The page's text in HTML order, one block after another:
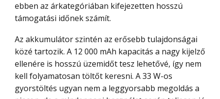
ebben az árkategóriában kifejezetten hosszú
támogatási időnek számít.
Az akkumulátor szintén az erősebb tulajdonságai
közé tartozik. A 12 000 mAh kapacitás a nagy kijelző
ellenére is hosszú üzemidőt tesz lehetővé, így nem
kell folyamatosan töltőt keresni. A 33 W-os
gyorstöltés ugyan nem a leggyorsabb megoldás a